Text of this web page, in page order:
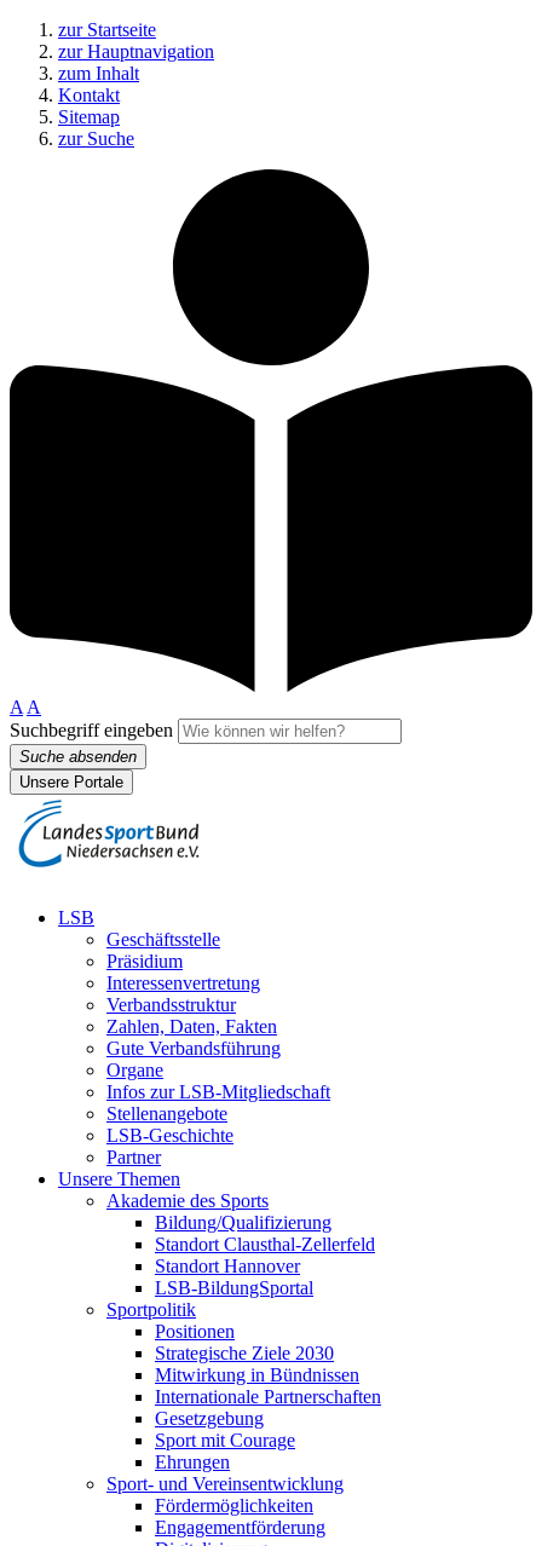
zur Startseite
zur Hauptnavigation
zum Inhalt
Kontakt
Sitemap
zur Suche
A A
Suchbegriff eingeben
Suche absenden
Unsere Portale
LSB
Geschäftsstelle
Präsidium
Interessenvertretung
Verbandsstruktur
Zahlen, Daten, Fakten
Gute Verbandsführung
Organe
Infos zur LSB-Mitgliedschaft
Stellenangebote
LSB-Geschichte
Partner
Unsere Themen
Akademie des Sports
Bildung/Qualifizierung
Standort Clausthal-Zellerfeld
Standort Hannover
LSB-BildungSportal
Sportpolitik
Positionen
Strategische Ziele 2030
Mitwirkung in Bündnissen
Internationale Partnerschaften
Gesetzgebung
Sport mit Courage
Ehrungen
Sport- und Vereinsentwicklung
Fördermöglichkeiten
Engagementförderung